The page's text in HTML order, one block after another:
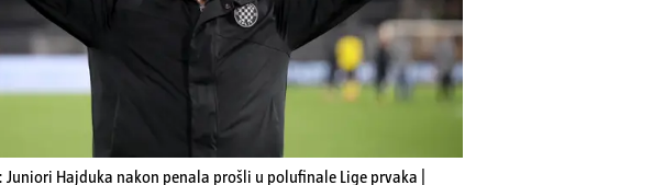
Juniori Hajduka nakon penala prošli u polufinale Lige prvaka |